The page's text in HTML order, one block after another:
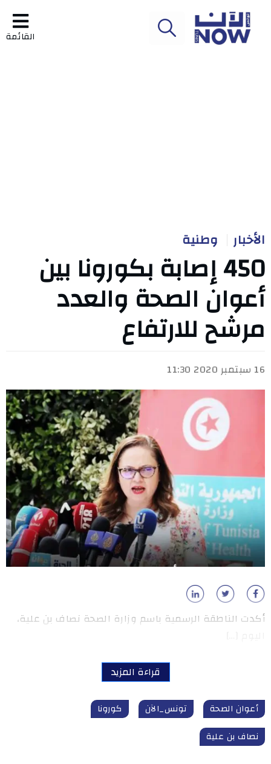
القائمة
الأخبار وطنية
450 إصابة بكورونا بين
أعوان الصحة والعدد
مرشح للارتفاع
16 سبتمبر 2020 11:30
أكدت الناطقة الرسمية باسم وزارة الصحة نصاف بن علية،
قراءة المزيد
أعوان الصحة تونس_الآن
كورونا
نصاف بن علية